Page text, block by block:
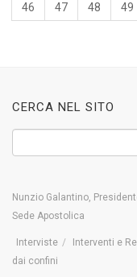
46 47 48 49
CERCA NEL SITO
Nunzio Galantino,
Sede Apostolica
Interviste Interventi e
dai confini